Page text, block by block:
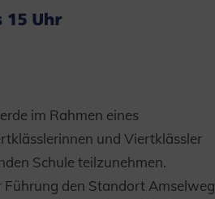
im Rahmen eines
und Viertklässler
Schule teilzunehmen.
Führung den Standort Amselweg